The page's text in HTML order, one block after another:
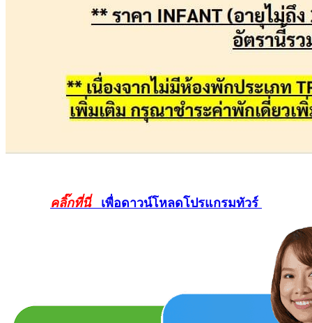
คลิ๊กที่นี่ เพื่อดาวน์โหลดโปรแกรมทัวร์